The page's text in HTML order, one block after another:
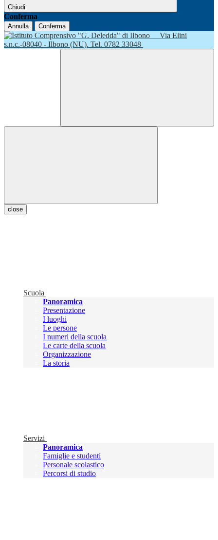
Chiudi
Conferma
Annulla Conferma
Via Elini
s.n.c.-08040 - Ilbono (NU). Tel. 0782 33048
close
Scuola
Panoramica
Presentazione
I luoghi
Le persone
I numeri della scuola
Le carte della scuola
Organizzazione
La storia
Servizi
Panoramica
Famiglie e studenti
Personale scolastico
Percorsi di studio